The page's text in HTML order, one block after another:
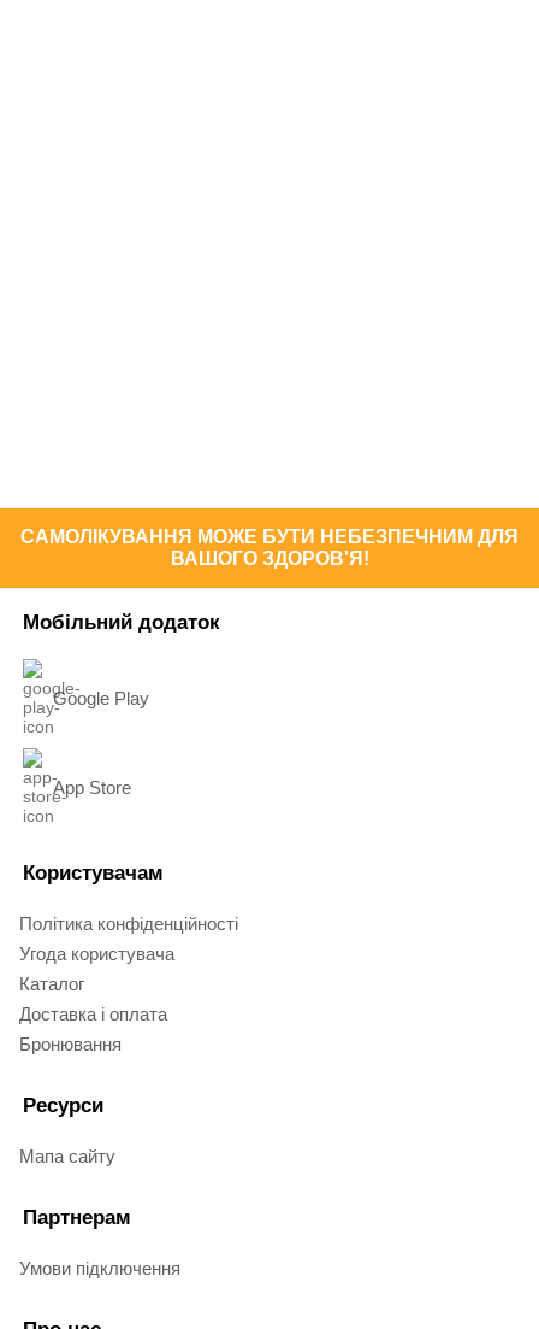
САМОЛІКУВАННЯ МОЖЕ БУТИ НЕБЕЗПЕЧНИМ ДЛЯ
ВАШОГО ЗДОРОВ'Я!
Мобільний додаток
Google Play
App Store
Користувачам
Політика конфіденційності
Угода користувача
Каталог
Доставка і оплата
Бронювання
Ресурси
Мапа сайту
Партнерам
Умови підключення